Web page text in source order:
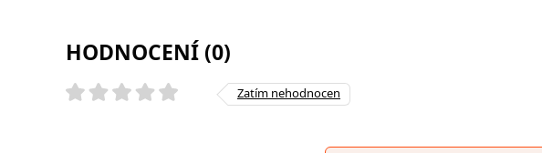
HODNOCENÍ (0)
Zatím nehodnocen